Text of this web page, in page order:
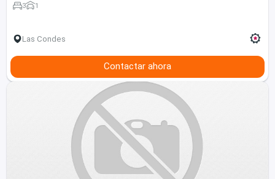
3 1
Las Condes
Contactar ahora